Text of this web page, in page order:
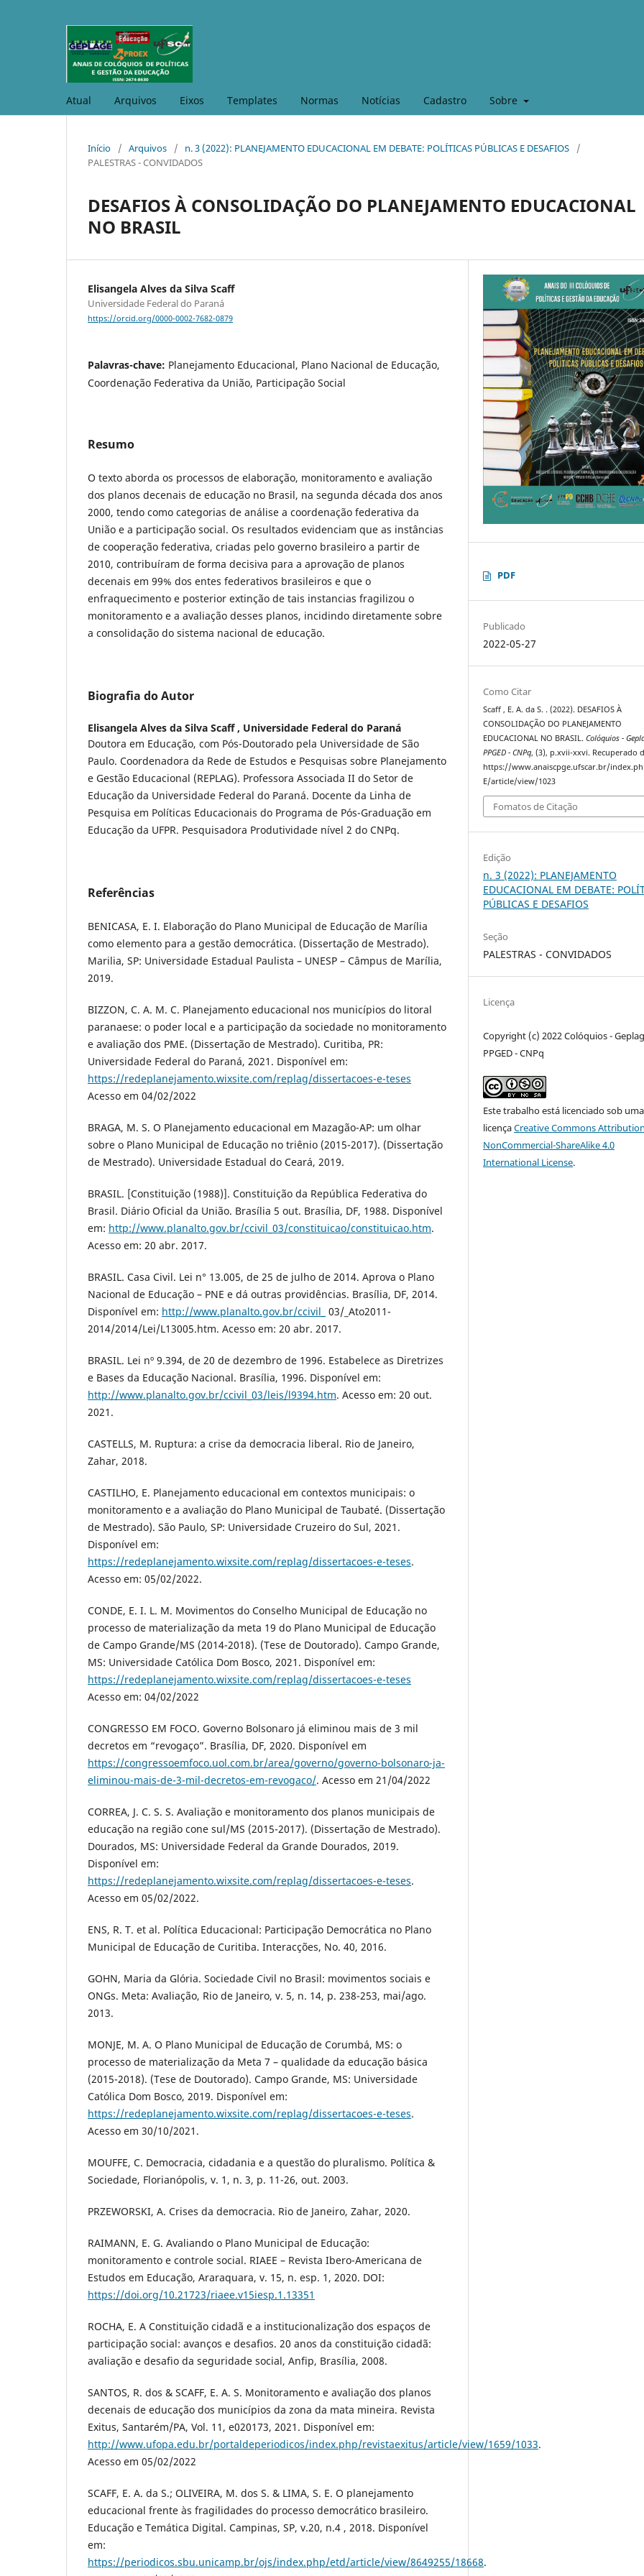
Atual Arquivos Eixos Templates Normas Notícias Cadastro Sobre
Início / Arquivos / n. 3 (2022): PLANEJAMENTO EDUCACIONAL EM DEBATE: POLÍTICAS PÚBLICAS E DESAFIOS
/
PALESTRAS - CONVIDADOS
DESAFIOS À CONSOLIDAÇÃO DO PLANEJAMENTO EDUCACIONAL
NO BRASIL
Elisangela Alves da Silva Scaff
Universidade Federal do Paraná
https://orcid.org/0000-0002-7682-0879
Palavras-chave: Planejamento Educacional, Plano Nacional de Educação,
Coordenação Federativa da União, Participação Social
Resumo
O texto aborda os processos de elaboração, monitoramento e avaliação
dos planos decenais de educação no Brasil, na segunda década dos anos
2000, tendo como categorias de análise a coordenação federativa da
União e a participação social. Os resultados evidenciam que as instâncias
de cooperação federativa, criadas pelo governo brasileiro a partir de
2010, contribuíram de forma decisiva para a aprovação de planos
decenais em 99% dos entes federativos brasileiros e que o
enfraquecimento e posterior extinção de tais instancias fragilizou o
monitoramento e a avaliação desses planos, incidindo diretamente sobre
a consolidação do sistema nacional de educação.
Biografia do Autor
Elisangela Alves da Silva Scaff , Universidade Federal do Paraná
Doutora em Educação, com Pós-Doutorado pela Universidade de São
Paulo. Coordenadora da Rede de Estudos e Pesquisas sobre Planejamento
e Gestão Educacional (REPLAG). Professora Associada II do Setor de
Educação da Universidade Federal do Paraná. Docente da Linha de
Pesquisa em Políticas Educacionais do Programa de Pós-Graduação em
Educação da UFPR. Pesquisadora Produtividade nível 2 do CNPq.
Referências
BENICASA, E. I. Elaboração do Plano Municipal de Educação de Marília
como elemento para a gestão democrática. (Dissertação de Mestrado).
Marilia, SP: Universidade Estadual Paulista – UNESP – Câmpus de Marília,
2019.
BIZZON, C. A. M. C. Planejamento educacional nos municípios do litoral
paranaese: o poder local e a participação da sociedade no monitoramento
e avaliação dos PME. (Dissertação de Mestrado). Curitiba, PR:
Universidade Federal do Paraná, 2021. Disponível em:
https://redeplanejamento.wixsite.com/replag/dissertacoes-e-teses
Acesso em 04/02/2022
BRAGA, M. S. O Planejamento educacional em Mazagão-AP: um olhar
sobre o Plano Municipal de Educação no triênio (2015-2017). (Dissertação
de Mestrado). Universidade Estadual do Ceará, 2019.
BRASIL. [Constituição (1988)]. Constituição da República Federativa do
Brasil. Diário Oficial da União. Brasília 5 out. Brasília, DF, 1988. Disponível
em: http://www.planalto.gov.br/ccivil_03/constituicao/constituicao.htm.
Acesso em: 20 abr. 2017.
BRASIL. Casa Civil. Lei n° 13.005, de 25 de julho de 2014. Aprova o Plano
Nacional de Educação – PNE e dá outras providências. Brasília, DF, 2014.
Disponível em: http://www.planalto.gov.br/ccivil_ 03/_Ato2011-
2014/2014/Lei/L13005.htm. Acesso em: 20 abr. 2017.
BRASIL. Lei nº 9.394, de 20 de dezembro de 1996. Estabelece as Diretrizes
e Bases da Educação Nacional. Brasília, 1996. Disponível em:
http://www.planalto.gov.br/ccivil_03/leis/l9394.htm. Acesso em: 20 out.
2021.
CASTELLS, M. Ruptura: a crise da democracia liberal. Rio de Janeiro,
Zahar, 2018.
CASTILHO, E. Planejamento educacional em contextos municipais: o
monitoramento e a avaliação do Plano Municipal de Taubaté. (Dissertação
de Mestrado). São Paulo, SP: Universidade Cruzeiro do Sul, 2021.
Disponível em:
https://redeplanejamento.wixsite.com/replag/dissertacoes-e-teses.
Acesso em: 05/02/2022.
CONDE, E. I. L. M. Movimentos do Conselho Municipal de Educação no
processo de materialização da meta 19 do Plano Municipal de Educação
de Campo Grande/MS (2014-2018). (Tese de Doutorado). Campo Grande,
MS: Universidade Católica Dom Bosco, 2021. Disponível em:
https://redeplanejamento.wixsite.com/replag/dissertacoes-e-teses
Acesso em: 04/02/2022
CONGRESSO EM FOCO. Governo Bolsonaro já eliminou mais de 3 mil
decretos em “revogaço”. Brasília, DF, 2020. Disponível em
https://congressoemfoco.uol.com.br/area/governo/governo-bolsonaro-ja-
eliminou-mais-de-3-mil-decretos-em-revogaco/. Acesso em 21/04/2022
CORREA, J. C. S. S. Avaliação e monitoramento dos planos municipais de
educação na região cone sul/MS (2015-2017). (Dissertação de Mestrado).
Dourados, MS: Universidade Federal da Grande Dourados, 2019.
Disponível em:
https://redeplanejamento.wixsite.com/replag/dissertacoes-e-teses.
Acesso em 05/02/2022.
ENS, R. T. et al. Política Educacional: Participação Democrática no Plano
Municipal de Educação de Curitiba. Interacções, No. 40, 2016.
GOHN, Maria da Glória. Sociedade Civil no Brasil: movimentos sociais e
ONGs. Meta: Avaliação, Rio de Janeiro, v. 5, n. 14, p. 238-253, mai/ago.
2013.
MONJE, M. A. O Plano Municipal de Educação de Corumbá, MS: o
processo de materialização da Meta 7 – qualidade da educação básica
(2015-2018). (Tese de Doutorado). Campo Grande, MS: Universidade
Católica Dom Bosco, 2019. Disponível em:
https://redeplanejamento.wixsite.com/replag/dissertacoes-e-teses.
Acesso em 30/10/2021.
MOUFFE, C. Democracia, cidadania e a questão do pluralismo. Política &
Sociedade, Florianópolis, v. 1, n. 3, p. 11-26, out. 2003.
PRZEWORSKI, A. Crises da democracia. Rio de Janeiro, Zahar, 2020.
RAIMANN, E. G. Avaliando o Plano Municipal de Educação:
monitoramento e controle social. RIAEE – Revista Ibero-Americana de
Estudos em Educação, Araraquara, v. 15, n. esp. 1, 2020. DOI:
https://doi.org/10.21723/riaee.v15iesp.1.13351
ROCHA, E. A Constituição cidadã e a institucionalização dos espaços de
participação social: avanços e desafios. 20 anos da constituição cidadã:
avaliação e desafio da seguridade social, Anfip, Brasília, 2008.
SANTOS, R. dos & SCAFF, E. A. S. Monitoramento e avaliação dos planos
decenais de educação dos municípios da zona da mata mineira. Revista
Exitus, Santarém/PA, Vol. 11, e020173, 2021. Disponível em:
http://www.ufopa.edu.br/portaldeperiodicos/index.php/revistaexitus/article/view/1659/1033.
Acesso em 05/02/2022
SCAFF, E. A. da S.; OLIVEIRA, M. dos S. & LIMA, S. E. O planejamento
educacional frente às fragilidades do processo democrático brasileiro.
Educação e Temática Digital. Campinas, SP, v.20, n.4 , 2018. Disponível
em:
https://periodicos.sbu.unicamp.br/ojs/index.php/etd/article/view/8649255/18668.
PDF
Publicado
2022-05-27
Como Citar
Scaff , E. A. da S. . (2022). DESAFIOS À
CONSOLIDAÇÃO DO PLANEJAMENTO
EDUCACIONAL NO BRASIL.Colóquios -
PPGED - CNPq, (3), p.xvii-xxvi. Recuperado
https://www.anaiscpge.ufscar.br/
E/article/view/1023
Fomatos de Citação
Edição
n. 3 (2022): PLANEJAMENTO
EDUCACIONAL EM DEBATE:
PÚBLICAS E DESAFIOS
Seção
PALESTRAS - CONVIDADOS
Licença
Copyright (c) 2022 Colóquios -
PPGED - CNPq
Este trabalho está licenciado sob uma
licençaCreative Commons
NonCommercial-ShareAlike 4.0
International License.